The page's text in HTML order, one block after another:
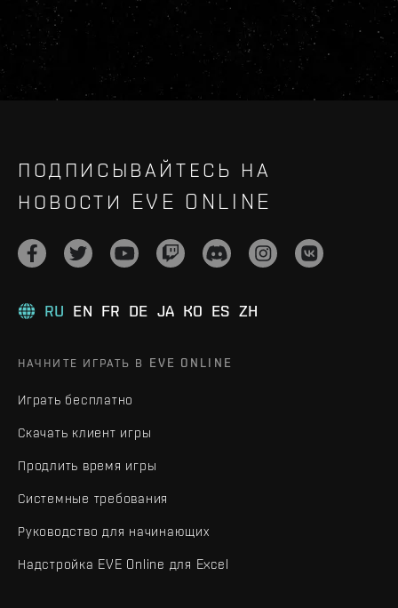
ПОДПИСЫВАЙТЕСЬ НА
НОВОСТИ EVE ONLINE
RU EN FR DE JA KO ES ZH
НАЧНИТЕ ИГРАТЬ В EVE ONLINE
Играть бесплатно
Скачать клиент игры
Продлить время игры
Системные требования
Руководство для начинающих
Надстройка EVE Online для Excel